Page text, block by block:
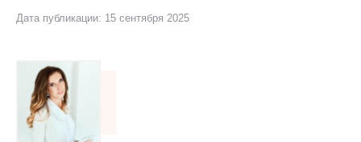
Дата публикации: 15 сентября 2025